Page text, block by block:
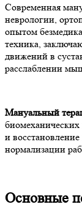
Современная
неврологии,
опытом
техника,
движений в
расслаблении
Мануальный
и
нормализации
Основные